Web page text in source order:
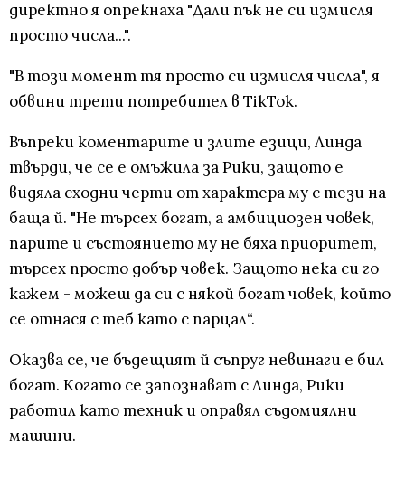
директно я опрекнаха "Дали пък не си измисля
просто числа...".
"В този момент тя просто си измисля числа", я
обвини трети потребител в TikTok.
Въпреки коментарите и злите езици, Линда
твърди, че се е омъжила за Рики, защото е
видяла сходни черти от характера му с тези на
баща й. "Не търсех богат, а амбициозен човек,
парите и състоянието му не бяха приоритет,
търсех просто добър човек. Защото нека си го
кажем - можеш да си с някой богат човек, който
се отнася с теб като с парцал“.
Оказва се, че бъдещият й съпруг невинаги е бил
богат. Когато се запознават с Линда, Рики
работил като техник и оправял съдомиялни
машини.